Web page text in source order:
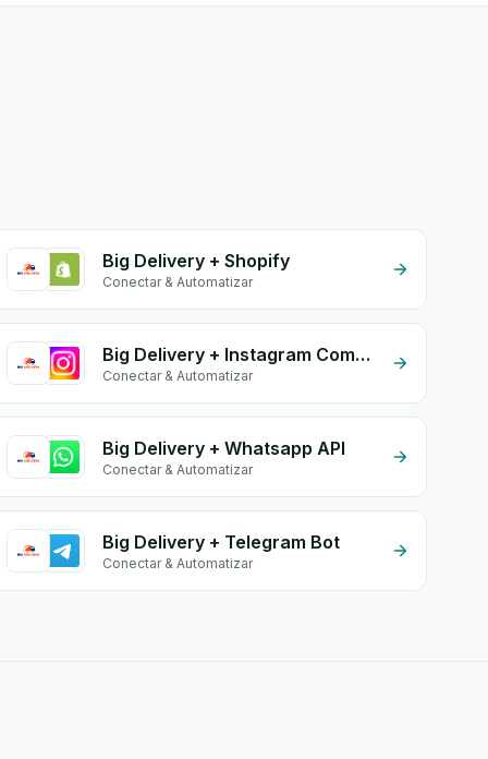
Big Delivery + Shopify
Conectar & Automatizar
Big Delivery + Instagram Comment
Conectar & Automatizar
Big Delivery + Whatsapp API
Conectar & Automatizar
Big Delivery + Telegram Bot
Conectar & Automatizar